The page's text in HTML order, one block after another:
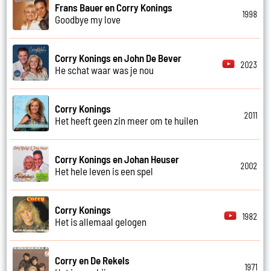
Frans Bauer en Corry Konings
Goodbye my love
1998
Corry Konings en John De Bever
He schat waar was je nou
2023
Corry Konings
Het heeft geen zin meer om te huilen
2011
Corry Konings en Johan Heuser
Het hele leven is een spel
2002
Corry Konings
Het is allemaal gelogen
1982
Corry en De Rekels
1971